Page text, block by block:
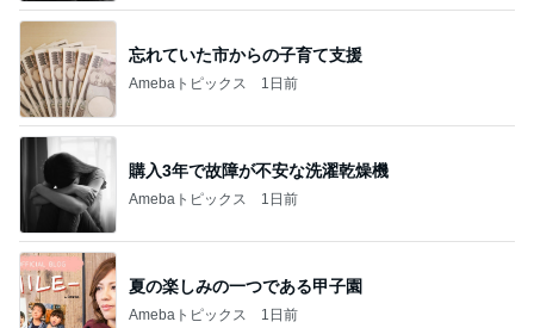
忘れていた市からの子育て支援
Amebaトピックス 1日前
購入3年で故障が不安な洗濯乾燥機
Amebaトピックス 1日前
夏の楽しみの一つである甲子園
Amebaトピックス 1日前